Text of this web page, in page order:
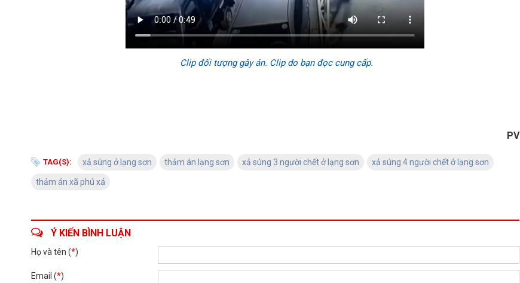
Clip đối tượng gây án. Clip do bạn đọc cung cấp.
PV
TAG(S): xả súng ở lạng sơn thảm án lạng sơn xả súng 3 người chết ở lạng sơn xả súng 4 người chết ở lạng sơn
thảm án xã phú xá
Ý KIẾN BÌNH LUẬN
Họ và tên (*)
Email (*)